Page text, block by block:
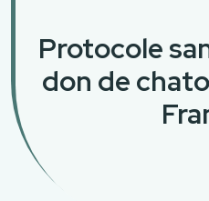
Protocole
don de